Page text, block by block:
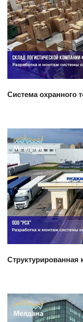
Система охранного